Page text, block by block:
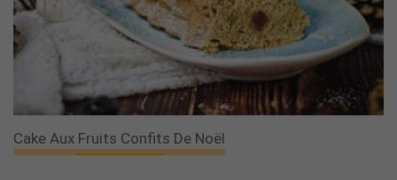
Cake Aux Fruits Confits De Noël